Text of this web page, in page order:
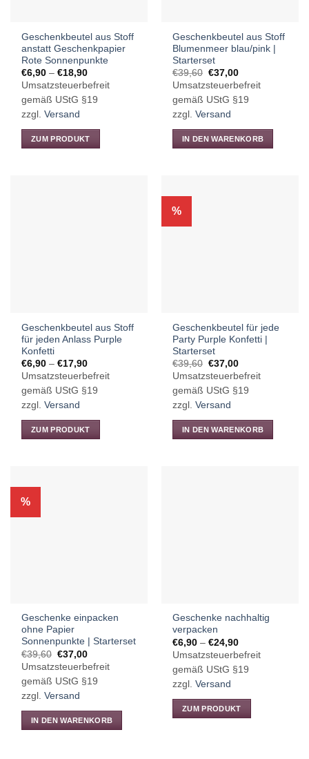
Geschenkbeutel aus Stoff
anstatt Geschenkpapier
Rote Sonnenpunkte
€6,90 –€18,90Preisspanne:
€6,90
bis
€18,90
Umsatzsteuerbefreit
gemäß UStG §19
zzgl.Versand
ZUM PRODUKT
gewählt
werden
Geschenkbeutel aus Stoff
Blumenmeer blau/pink |
Starterset
€39,60 Ursprünglicher
Preis
war:
€39,60
€37,00Aktueller
Preis
ist:
€37,00.
Umsatzsteuerbefreit
gemäß UStG §19
zzgl.Versand
IN DEN WARENKORB
Geschenkbeutel aus Stoff
für jeden Anlass Purple
Konfetti
€6,90 –€17,90Preisspanne:
€6,90
bis
€17,90
Umsatzsteuerbefreit
gemäß UStG §19
zzgl.Versand
ZUM PRODUKT
mehrere
Varianten
auf.
gewählt
werden
%
Geschenkbeutel für jede
Party Purple Konfetti |
Starterset
€39,60 Ursprünglicher
Preis
war:
€39,60
€37,00Aktueller
Preis
ist:
€37,00.
Umsatzsteuerbefreit
gemäß UStG §19
zzgl.Versand
IN DEN WARENKORB
%
Geschenke einpacken
ohne Papier
Sonnenpunkte | Starterset
€39,60 Ursprünglicher
Preis
war:
€39,60
€37,00Aktueller
Preis
ist:
€37,00.
Umsatzsteuerbefreit
gemäß UStG §19
zzgl.Versand
IN DEN WARENKORB
Geschenke nachhaltig
verpacken
€6,90 –€24,90Preisspanne:
€6,90
bis
€24,90
Umsatzsteuerbefreit
gemäß UStG §19
zzgl.Versand
ZUM PRODUKT